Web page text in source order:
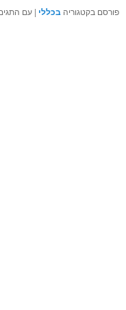
פורסם בקטגוריה בכללי | עם